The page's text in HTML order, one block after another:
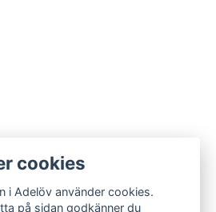
cookies
i Adelöv använder cookies.
på sidan godkänner du